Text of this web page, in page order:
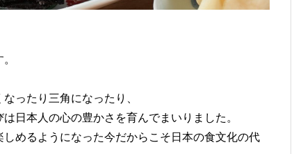
ったり三角になったり、
日本人の心の豊かさを育んでまいりました。
めるようになった今だからこそ日本の食文化の代